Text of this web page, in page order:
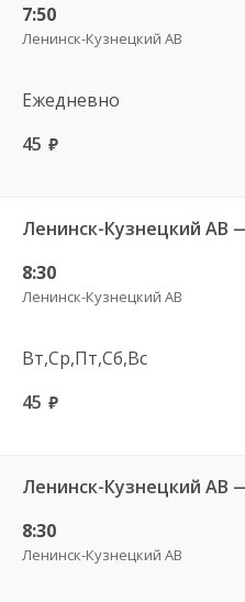
7:50
Ленинск-Кузнецкий АВ
Ежедневно
45 руб.
Ленинск-Кузнецкий АВ
8:30
Ленинск-Кузнецкий АВ
Вт,Ср,Пт,Сб,Вс
45 руб.
Ленинск-Кузнецкий АВ
8:30
Ленинск-Кузнецкий АВ